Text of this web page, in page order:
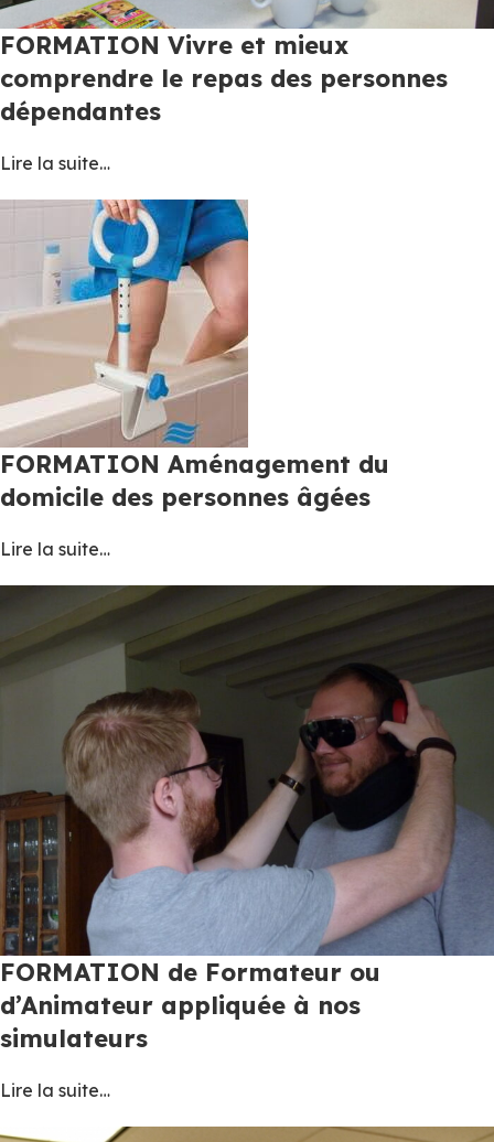
FORMATION Vivre et mieux
comprendre le repas des personnes
dépendantes
Lire la suite…
FORMATION Aménagement du
domicile des personnes âgées
Lire la suite…
FORMATION de Formateur ou
d’Animateur appliquée à nos
simulateurs
Lire la suite…